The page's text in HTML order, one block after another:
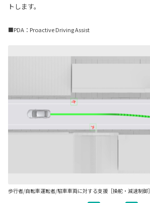
トします。
■PDA：Proactive Driving Assist
歩行者/自転車運転者/駐車車両に対する支援［操舵・減速制御］